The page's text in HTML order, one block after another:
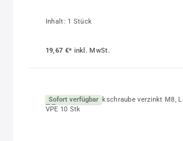
Inhalt: 1 Stück
19,67 €* inkl. MwSt.
Sofort verfügbar